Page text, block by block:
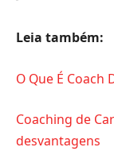
Leia também:
O Que É Coach
Coaching de
desvantagens